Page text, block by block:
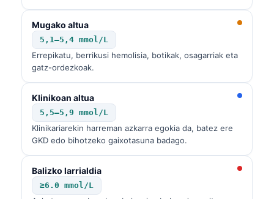
Mugako altua
5,1–5,4 mmol/L
Errepikatu, berrikusi hemolisia, botikak, osagarriak eta
gatz-ordezkoak.
Klinikoan altua
5,5–5,9 mmol/L
Klinikariarekin harreman azkarra egokia da, batez ere
GKD edo bihotzeko gaixotasuna badago.
Balizko larrialdia
≥6.0 mmol/L